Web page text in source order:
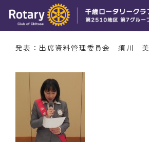
トピックス
活動報告
理事会報告
スケジュール
11月19日（木） 出席率
発表：出席資料管理委員会 須川